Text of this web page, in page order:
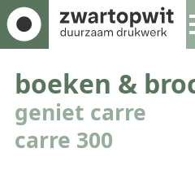
boeken &
geniet carre
carre 300